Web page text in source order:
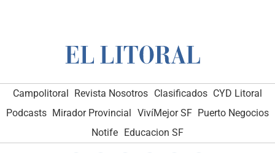
Campolitoral Revista Nosotros Clasificados CYD Litoral
Podcasts Mirador Provincial VivíMejor SF Puerto Negocios
Notife Educacion SF